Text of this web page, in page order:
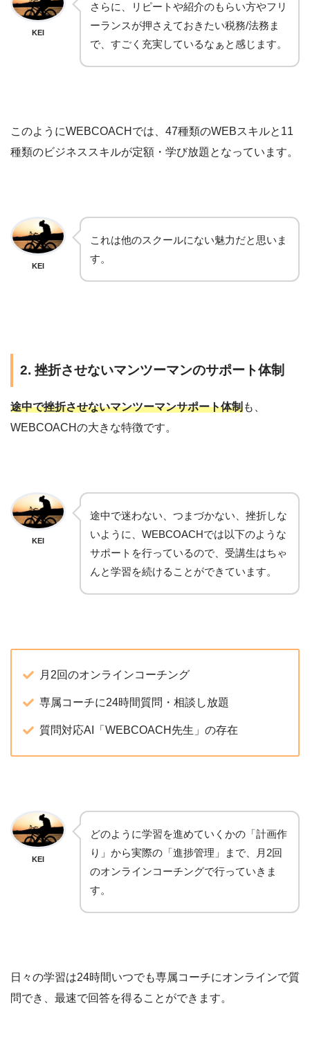
KEI
さらに、リピートや紹介のもらい方やフリ
ーランスが押さえておきたい税務/法務ま
で、すごく充実しているなぁと感じます。
このようにWEBCOACHでは、47種類のWEBスキルと11
種類のビジネススキルが定額・学び放題となっています。
KEI
これは他のスクールにない魅力だと思いま
す。
2. 挫折させないマンツーマンのサポート体制
途中で挫折させないマンツーマンサポート体制も、
WEBCOACHの大きな特徴です。
KEI
途中で迷わない、つまづかない、挫折しな
いように、WEBCOACHでは以下のような
サポートを行っているので、受講生はちゃ
んと学習を続けることができています。
月2回のオンラインコーチング
専属コーチに24時間質問・相談し放題
質問対応AI「WEBCOACH先生」の存在
KEI
どのように学習を進めていくかの「計画作
り」から実際の「進捗管理」まで、月2回
のオンラインコーチングで行っていきま
す。
日々の学習は24時間いつでも専属コーチにオンラインで質
問でき、最速で回答を得ることができます。